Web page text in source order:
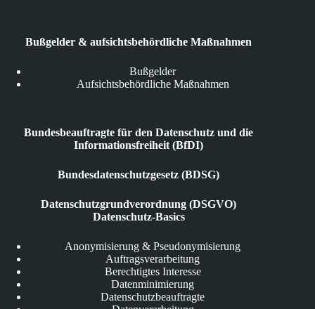
Bußgelder & aufsichtsbehördliche Maßnahmen
Bußgelder
Aufsichtsbehördliche Maßnahmen
Bundesbeauftragte für den Datenschutz und die
Informationsfreiheit (BfDI)
Bundesdatenschutzgesetz (BDSG)
Datenschutzgrundverordnung (DSGVO)
Datenschutz-Basics
Anonymisierung & Pseudonymisierung
Auftragsverarbeitung
Berechtigtes Interesse
Datenminimierung
Datenschutzbeauftragte